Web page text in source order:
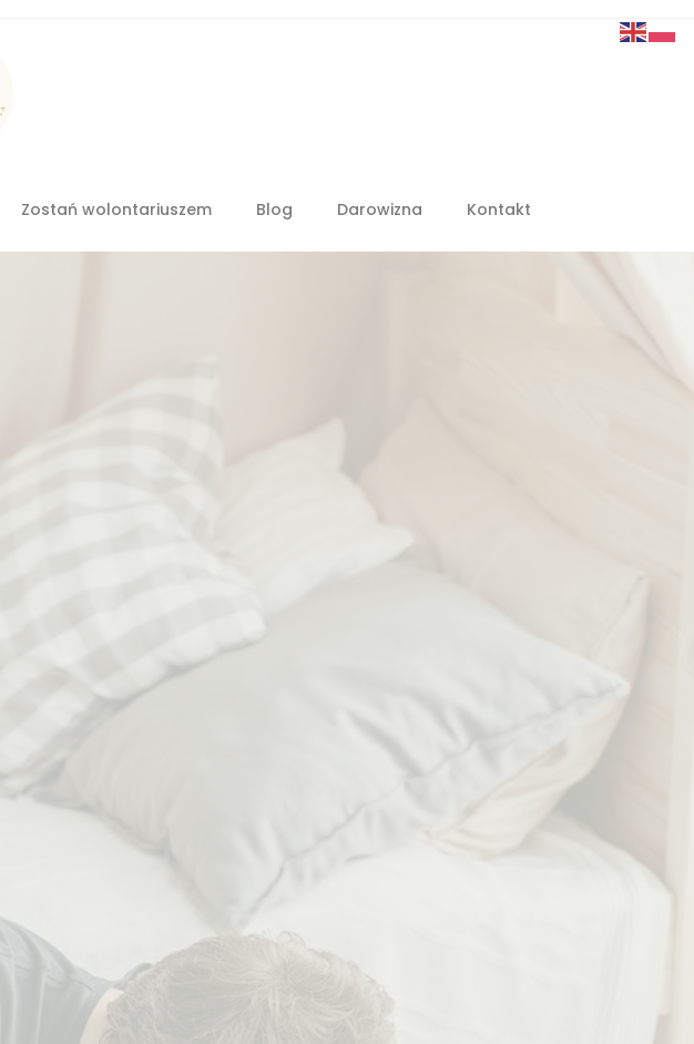
Zostań wolontariuszem Blog Darowizna Kontakt